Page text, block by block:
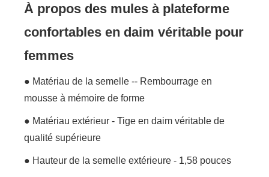
À propos des mules à plateforme
confortables en daim véritable pour
femmes
● Matériau de la semelle -- Rembourrage en
mousse à mémoire de forme
● Matériau extérieur - Tige en daim véritable de
qualité supérieure
● Hauteur de la semelle extérieure - 1,58 pouces